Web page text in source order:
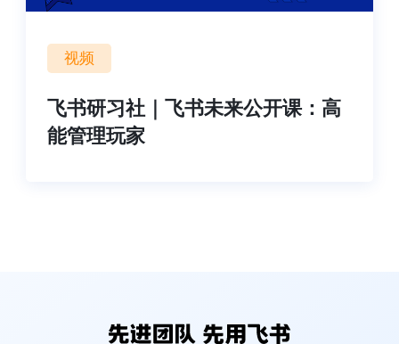
视频
飞书研习社｜飞书未来公开课：高
能管理玩家